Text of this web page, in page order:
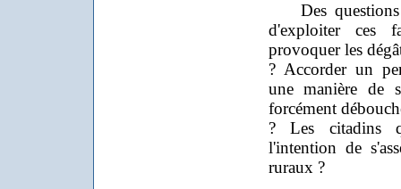
Des questions
d'exploiter ces
provoquer les
? Accorder un
une manière de
forcément
? Les citadins
l'intention de
ruraux ?